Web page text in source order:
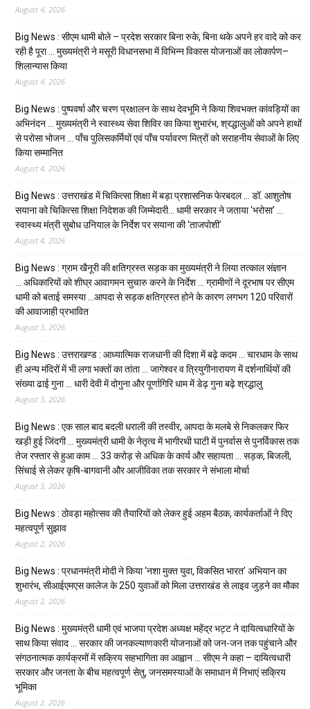
August 4, 2026
Big News : सीएम धामी बोले – प्रदेश सरकार बिना रुके, बिना थके अपने हर वादे को कर
रही है पूरा … मुख्यमंत्री ने मसूरी विधानसभा में विभिन्न विकास योजनाओं का लोकार्पण–
शिलान्यास किया
August 4, 2026
Big News : पुष्पवर्षा और चरण प्रक्षालन के साथ देवभूमि ने किया शिवभक्त कांवड़ियों का
अभिनंदन … मुख्यमंत्री ने स्वास्थ्य सेवा शिविर का किया शुभारंभ, श्रद्धालुओं को अपने हाथों
से परोसा भोजन … पाँच पुलिसकर्मियों एवं पाँच पर्यावरण मित्रों को सराहनीय सेवाओं के लिए
किया सम्मानित
August 4, 2026
Big News : उत्तराखंड में चिकित्सा शिक्षा में बड़ा प्रशासनिक फेरबदल … डॉ. आशुतोष
सयाना को चिकित्सा शिक्षा निदेशक की जिम्मेदारी… धामी सरकार ने जताया ‘भरोसा’ …
स्वास्थ्य मंत्री सुबोध उनियाल के निर्देश पर सयाना की ‘ताजपोशी’
August 4, 2026
Big News : ग्राम खैनूरी की क्षतिग्रस्त सड़क का मुख्यमंत्री ने लिया तत्काल संज्ञान
… अधिकारियों को शीघ्र आवागमन सुचारु करने के निर्देश … ग्रामीणों ने दूरभाष पर सीएम
धामी को बताई समस्या …आपदा से सड़क क्षतिग्रस्त होने के कारण लगभग 120 परिवारों
की आवाजाही प्रभावित
August 3, 2026
Big News : उत्तराखण्ड : आध्यात्मिक राजधानी की दिशा में बढ़े कदम … चारधाम के साथ
ही अन्य मंदिरों में भी लगा भक्तों का तांता … जागेश्वर व त्रियुगीनारायण में दर्शनार्थियों की
संख्या ढाई गुना … धारी देवी में दोगुना और पूर्णागिरि धाम में डेढ़ गुना बढ़े श्रद्धालु
August 3, 2026
Big News : एक साल बाद बदली धराली की तस्वीर, आपदा के मलबे से निकलकर फिर
खड़ी हुई जिंदगी … मुख्यमंत्री धामी के नेतृत्व में भागीरथी घाटी में पुनर्वास से पुनर्विकास तक
तेज रफ्तार से हुआ काम … ₹33 करोड़ से अधिक के कार्य और सहायता … सड़क, बिजली,
सिंचाई से लेकर कृषि-बागवानी और आजीविका तक सरकार ने संभाला मोर्चा
August 3, 2026
Big News : ठोवड़ा महोत्सव की तैयारियों को लेकर हुई अहम बैठक, कार्यकर्ताओं ने दिए
महत्वपूर्ण सुझाव
August 2, 2026
Big News : प्रधानमंत्री मोदी ने किया ‘नशा मुक्त युवा, विकसित भारत’ अभियान का
शुभारंभ, सीआईएमएस कालेज के 250 युवाओं को मिला उत्तराखंड से लाइव जुड़ने का मौका
August 2, 2026
Big News : मुख्यमंत्री धामी एवं भाजपा प्रदेश अध्यक्ष महेंद्र भट्ट ने दायित्वधारियों के
साथ किया संवाद … सरकार की जनकल्याणकारी योजनाओं को जन-जन तक पहुंचाने और
संगठनात्मक कार्यक्रमों में सक्रिय सहभागिता का आह्वान … सीएम ने कहा – दायित्वधारी
सरकार और जनता के बीच महत्वपूर्ण सेतु, जनसमस्याओं के समाधान में निभाएं सक्रिय
भूमिका
August 2, 2026